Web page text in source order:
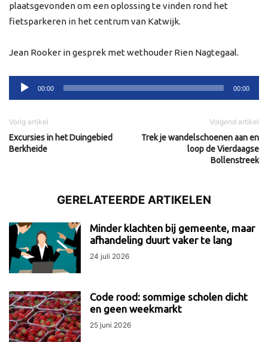
plaatsgevonden om een oplossing te vinden rond het
fietsparkeren in het centrum van Katwijk.
Jean Rooker in gesprek met wethouder Rien Nagtegaal.
Audiospeler
00:00 00:00
Vorig artikel
Excursies in het Duingebied
Berkheide
Volgend artikel
Trek je wandelschoenen aan en
loop de Vierdaagse
Bollenstreek
GERELATEERDE ARTIKELEN
Minder klachten bij gemeente, maar
afhandeling duurt vaker te lang
24 juli 2026
Code rood: sommige scholen dicht
en geen weekmarkt
25 juni 2026